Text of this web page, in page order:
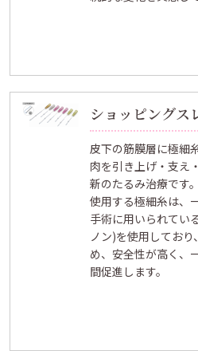
ショッピングス
皮下の筋膜層に極細
肉を引き上げ・支え
新のたるみ治療です。
使用する極細糸は、
手術に用いられてい
ノン)を使用してお
め、安全性が高く、
間促進します。